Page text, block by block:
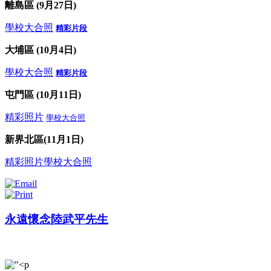
離島區 (9月27日)
學校大合照 精彩片段
大埔區 (10月4日)
學校大合照 精彩片段
屯門區 (10月11日)
精彩照片 學校大合照
新界北區(11月1日)
精彩照片學校大合照
永遠懷念陸武平先生